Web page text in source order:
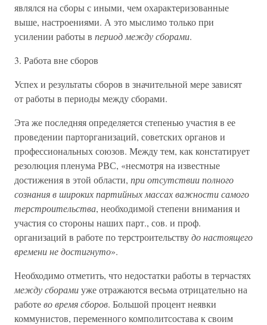
являлся на сборы с иными, чем охарактеризованные
выше, настроениями. А это мыслимо только при
усилении работы в период между сборами.
3. Работа вне сборов
Успех и результаты сборов в значительной мере зависят
от работы в периоды между сборами.
Эта же последняя определяется степенью участия в ее
проведении парторганизаций, советских органов и
профессиональных союзов. Между тем, как констатирует
резолюция пленума РВС, «несмотря на известные
достижения в этой области, при отсутствии полного
сознания в широких партийных массах важности самого
терстроительства, необходимой степени внимания и
участия со стороны наших парт., сов. и проф.
организаций в работе по терстроительствудо настоящего
времени не достигнуто».
Необходимо отметить, что недостатки работы в терчастях
между сборамиуже отражаются весьма отрицательно на
работево время сборов. Большой процент неявки
коммунистов, переменного комполитсостава к своим